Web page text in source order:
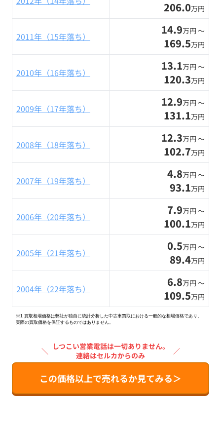
206.0万円
2011年（15年落ち） 14.9万円 〜
169.5万円
2010年（16年落ち） 13.1万円 〜
120.3万円
2009年（17年落ち） 12.9万円 〜
131.1万円
2008年（18年落ち） 12.3万円 〜
102.7万円
2007年（19年落ち） 4.8万円 〜
93.1万円
2006年（20年落ち） 7.9万円 〜
100.1万円
2005年（21年落ち） 0.5万円 〜
89.4万円
2004年（22年落ち） 6.8万円 〜
109.5万円
※1 買取相場価格は弊社が独自に統計分析した中古車買取における一般的な相場価格であり、
実際の買取価格を保証するものではありません。
＼ しつこい営業電話は一切ありません。
連絡はセルカからのみ
／
この価格以上で売れるか見てみる＞